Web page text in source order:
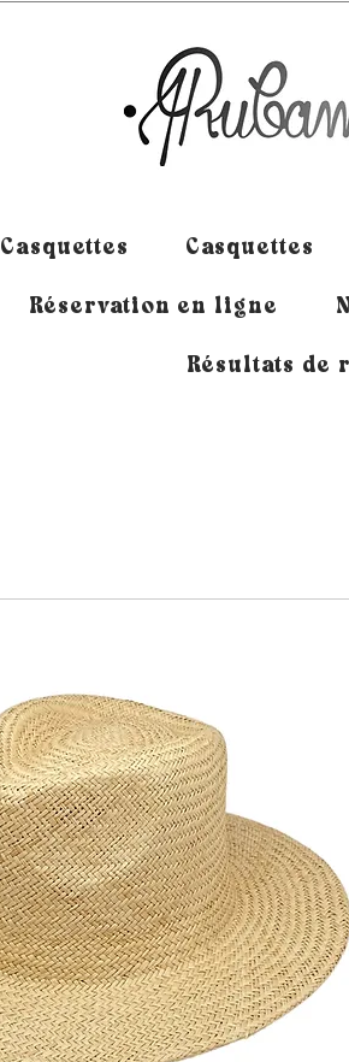
Casquettes Casquettes
Réservation en ligne
Résultats de